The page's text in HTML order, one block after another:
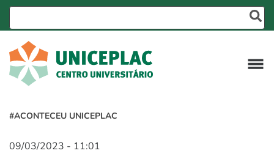
#ACONTECEU UNICEPLAC
09/03/2023 - 11:01